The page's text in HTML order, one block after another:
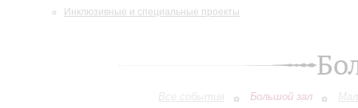
Инклюзивные и специальные проекты
Все события Большой зал